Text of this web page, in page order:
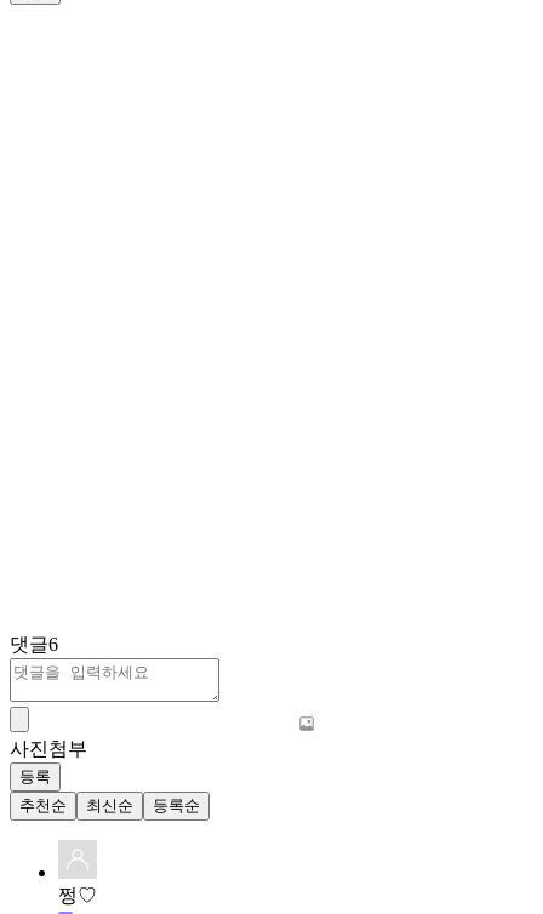
댓글6
사진첨부
등록
추천순
최신순 등록순
쩡♡